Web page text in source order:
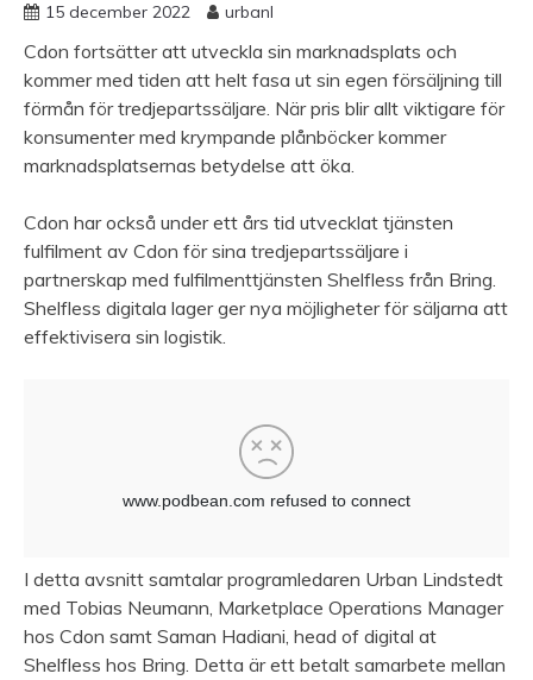
15 december 2022 urbanl
Cdon fortsätter att utveckla sin marknadsplats och
kommer med tiden att helt fasa ut sin egen försäljning till
förmån för tredjepartssäljare. När pris blir allt viktigare för
konsumenter med krympande plånböcker kommer
marknadsplatsernas betydelse att öka.
Cdon har också under ett års tid utvecklat tjänsten
fulfilment av Cdon för sina tredjepartssäljare i
partnerskap med fulfilmenttjänsten Shelfless från Bring.
Shelfless digitala lager ger nya möjligheter för säljarna att
effektivisera sin logistik.
I detta avsnitt samtalar programledaren Urban Lindstedt
med Tobias Neumann, Marketplace Operations Manager
hos Cdon samt Saman Hadiani, head of digital at
Shelfless hos Bring. Detta är ett betalt samarbete mellan